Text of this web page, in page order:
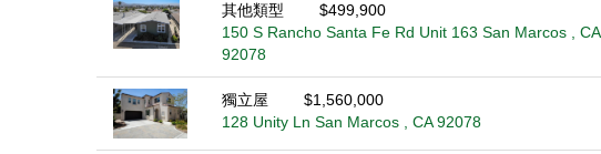
其他類型
$499,900
150 S Rancho Santa Fe Rd Unit 163 San Marcos , CA
92078
獨立屋
$1,560,000
128 Unity Ln San Marcos , CA 92078